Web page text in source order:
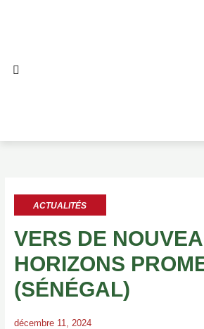
ACTUALITÉS
VERS DE
HORIZONS
(SÉNÉGAL)
décembre 11, 2024